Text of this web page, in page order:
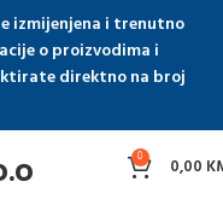
izmijenjena i trenutno
o proizvodima i
direktno na broj
0 0,00